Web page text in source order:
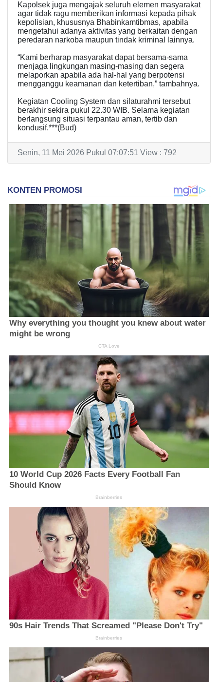
Kapolsek juga mengajak seluruh elemen masyarakat
agar tidak ragu memberikan informasi kepada pihak
kepolisian, khususnya Bhabinkamtibmas, apabila
mengetahui adanya aktivitas yang berkaitan dengan
peredaran narkoba maupun tindak kriminal lainnya.
“Kami berharap masyarakat dapat bersama-sama
menjaga lingkungan masing-masing dan segera
melaporkan apabila ada hal-hal yang berpotensi
mengganggu keamanan dan ketertiban,” tambahnya.
Kegiatan Cooling System dan silaturahmi tersebut
berakhir sekira pukul 22.30 WIB. Selama kegiatan
berlangsung situasi terpantau aman, tertib dan
kondusif.***(Bud)
Senin, 11 Mei 2026 Pukul 07:07:51 View : 792